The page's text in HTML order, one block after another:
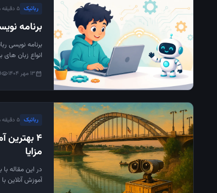
رباتیک ۵ دقیقه مطالعه
برنامه
برنامه نویسی
انواع زبان های
calendar_month13 مهر 1404 visibility
رباتیک ۵ دقیقه مطالعه
4
مزایا
در این مقاله
آموزش آنلاین